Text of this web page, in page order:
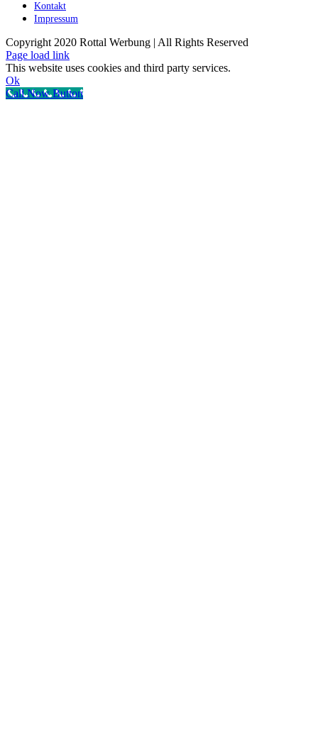
Kontakt
Impressum
Copyright 2020 Rottal Werbung | All Rights Reserved
Page load link
This website uses cookies and third party services.
Ok
Call Now Button